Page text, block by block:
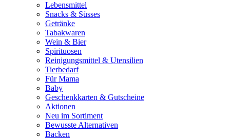
Lebensmittel
Snacks & Süsses
Getränke
Tabakwaren
Wein & Bier
Spirituosen
Reinigungsmittel & Utensilien
Tierbedarf
Für Mama
Baby
Geschenkkarten & Gutscheine
Aktionen
Neu im Sortiment
Bewusste Alternativen
Backen